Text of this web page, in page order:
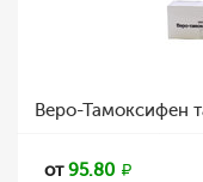
Веро-Тамоксифен
от95.80